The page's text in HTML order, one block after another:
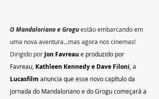
O Mandaloriano e Grogu estão embarcando em
uma nova aventura...mas agora nos cinemas!
Dirigido por Jon Favreau e produzido por
Favreau, Kathleen Kennedy e Dave Filoni , a
Lucasfilm anuncia que esse novo capítulo da
jornada do Mandaloriano e do Grogu começará a